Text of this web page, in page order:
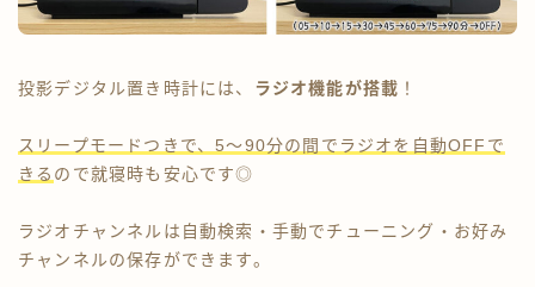
投影デジタル置き時計には、 ラジオ機能が搭載 ！
スリープモードつきで、5～90分の間でラジオを自動OFFで
きる ので就寝時も安心です◎
ラジオチャンネルは自動検索・手動でチューニング・お好み
チャンネルの保存ができます。